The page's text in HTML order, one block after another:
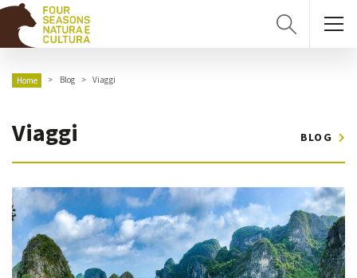
Home Blog Viaggi
Viaggi BLOG